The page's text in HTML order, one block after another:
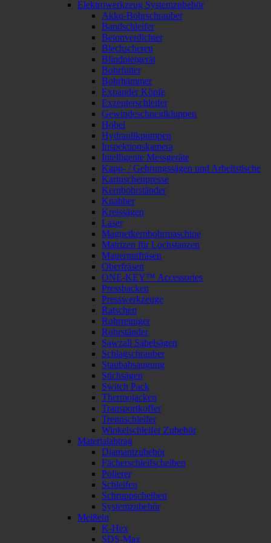
Elektrowerkzeug Systemzubehör
Akku-Bohrschrauber
Bandschleifer
Betonverdichter
Blechscheren
Blindnietgerät
Bohrfutter
Bohrhämmer
Expander Köpfe
Exzenterschleifer
Gewindeschneidkluppen
Hobel
Hydraulikpumpen
Inspektionskamera
Intelligente Messgeräte
Kapp- / Gehrungssägen und Arbeitstische
Kartuschenpresse
Kernbohrständer
Knabber
Kreissägen
Laser
Magnetkernbohrmaschine
Matrizen für Lochstanzen
Mauernutfräsen
Oberfräsen
ONE-KEY™ Accessories
Pressbacken
Presswerkzeuge
Ratschen
Rohrreiniger
Rohrständer
Sawzall Säbelsägen
Schlagschrauber
Staubabsaugung
Stichsägen
Switch Pack
Thermojacken
Transportkoffer
Trennschleifer
Winkelschleifer Zubehör
Materialabtrag
Diamantzubehör
Fächerschleifscheiben
Polierer
Schleifen
Schruppscheiben
Systemzubehör
Meißeln
K-Hex
SDS-Max